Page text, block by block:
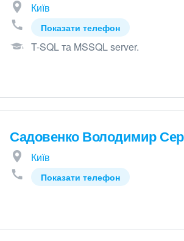
Київ
Показати телефон
T-SQL та MSSQL server.
Садовенко Володимир
Київ
Показати телефон